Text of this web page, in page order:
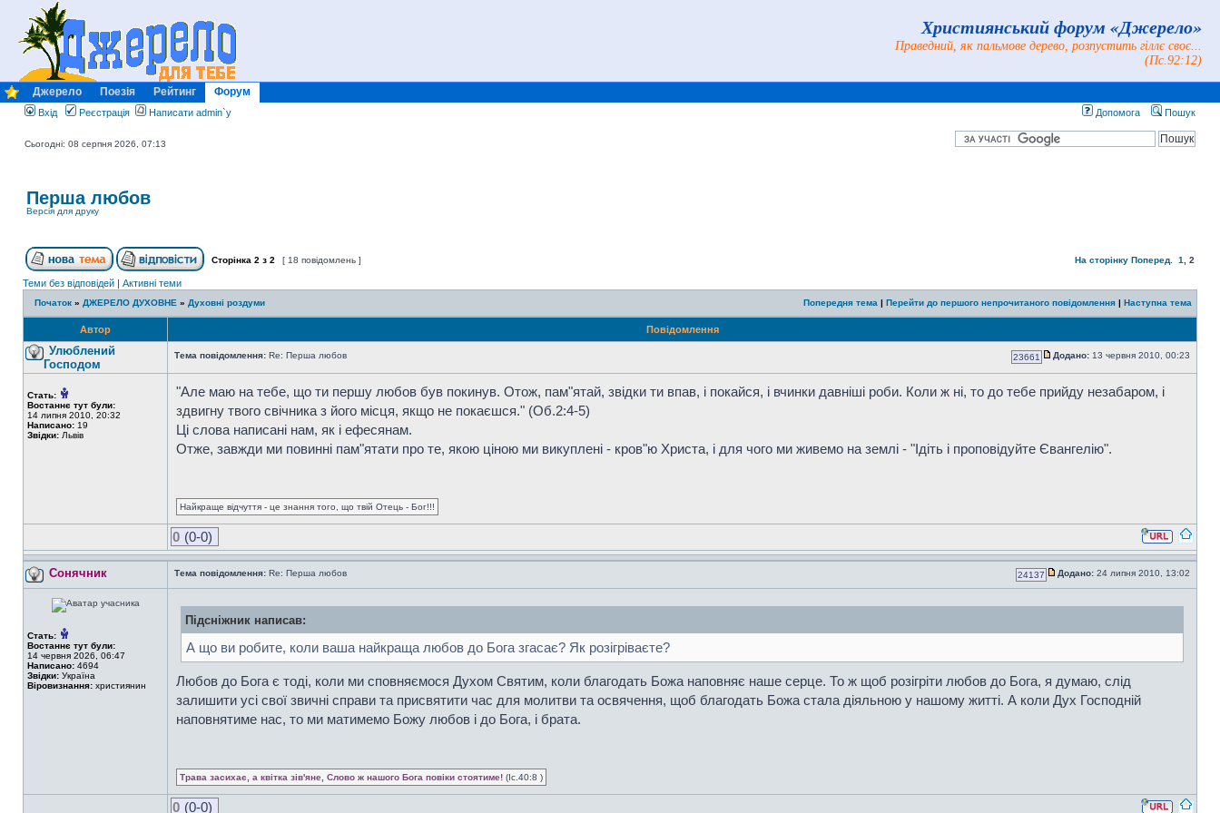
Християнський форум «Джерело»
Праведний, як пальмове дерево, розпустить гіллє своє...
(Пс.92:12)
Джерело Поезія Рейтинг Форум
Вхід Реєстрація Написати admin`у Допомога Пошук
Сьогодні: 08 серпня 2026, 07:13
Перша любов
Версія для друку
Сторінка 2 з 2 [ 18 повідомлень ] На сторінку Поперед. 1 2
Теми без відповідей | Активні теми
Початок » ДЖЕРЕЛО ДУХОВНЕ » Духовні роздуми Попередня тема | Перейти до першого непрочитаного повідомлення | Наступна тема
Автор Повідомлення
Улюблений
Господом
Тема повідомлення: Re: Перша любов 23661 Додано: 13 червня 2010, 00:23
Стать:
Востаннє тут були:
14 липня 2010, 20:32
Написано: 19
Звідки: Львів
"Але маю на тебе, що ти першу любов був покинув. Отож, пам"ятай, звідки ти впав, і покайся, і вчинки давніші роби. Коли ж ні, то до тебе прийду незабаром, і
здвигну твого свічника з його місця, якщо не покаєшся." (Об.2:4-5)
Ці слова написані нам, як і ефесянам.
Отже, завжди ми повинні пам"ятати про те, якою ціною ми викуплені - кров"ю Христа, і для чого ми живемо на землі - "Ідіть і проповідуйте Євангелію".
Найкраще відчуття - це знання того, що твій Отець - Бог!!!
0 (0-0)
Сонячник Тема повідомлення: Re: Перша любов 24137 Додано: 24 липня 2010, 13:02
Стать:
Востаннє тут були:
14 червня 2026, 06:47
Написано: 4694
Звідки: Україна
Віровизнання: християнин
Підсніжник написав:
А що ви робите, коли ваша найкраща любов до Бога згасає? Як розігріваєте?
Любов до Бога є тоді, коли ми сповняємося Духом Святим, коли благодать Божа наповняє наше серце. То ж щоб розігріти любов до Бога, я думаю, слід
залишити усі свої звичні справи та присвятити час для молитви та освячення, щоб благодать Божа стала діяльною у нашому житті. А коли Дух Господній
наповнятиме нас, то ми матимемо Божу любов і до Бога, і брата.
Трава засихає, а квітка зів'яне, Слово ж нашого Бога повіки стоятиме! (Іс.40:8 )
0 (0-0)